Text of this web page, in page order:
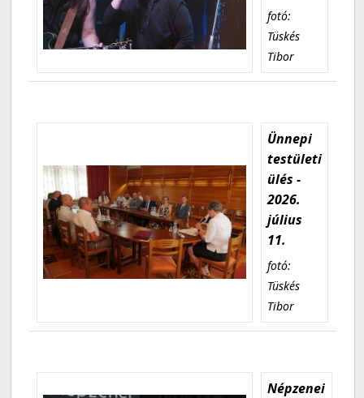
fotó:
Tüskés
Tibor
Ünnepi
testületi
ülés -
2026.
július
11.
fotó:
Tüskés
Tibor
Népzenei